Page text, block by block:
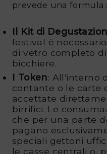
prevede una formula
Il Kit di
festival è
di vetro completo
bicchiere.
I Token: All'interno
contante o le carte
accettate
birrifici. Le
che per una parte
pagano
speciali gettoni
le casse centrali o,